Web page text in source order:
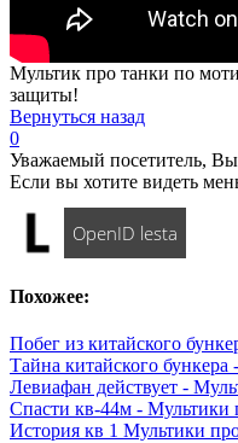
Мультик про танки по
защиты!
Вернуться назад
0
Уважаемый посетитель, Вы
Если вы хотите видеть
OpenID lesta
Похожее:
Побег из китайского
Тайна китайского
Левиафан действует -
Спасти кв-44м - Мультики
История кв 1 Мультики